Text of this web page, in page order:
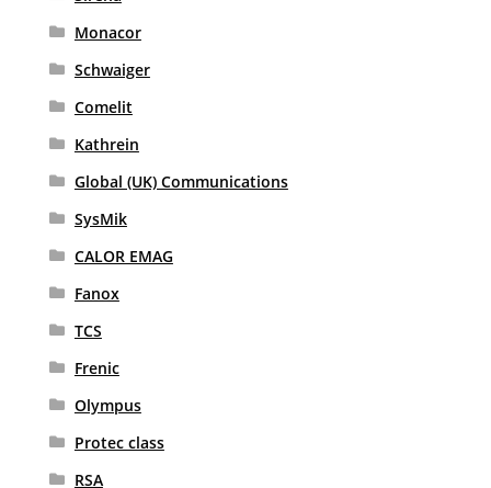
Monacor
Schwaiger
Comelit
Kathrein
Global (UK) Communications
SysMik
CALOR EMAG
Fanox
TCS
Frenic
Olympus
Protec class
RSA